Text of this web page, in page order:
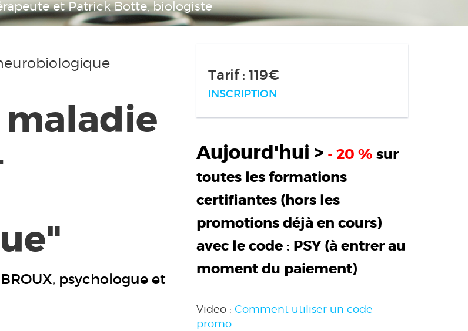
et Patrick Botte, biologiste
psychologue et
Tarif : 119€
INSCRIPTION
Aujourd'hui > - 20 % sur
toutes les formations
certifiantes (hors les
promotions déjà en cours)
avec le code : PSY(à entrer au
moment du paiement)
Video : Comment utiliser un code
promo